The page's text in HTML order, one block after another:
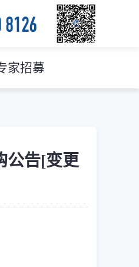
家招募
公告[变更